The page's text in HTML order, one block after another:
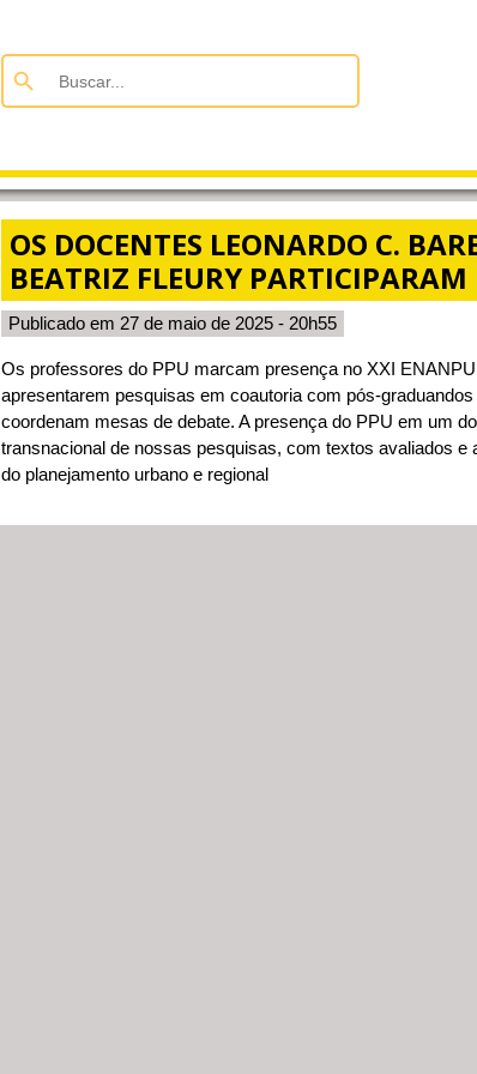
Search
for:
Search Button
OS DOCENTES LEONARDO C.
BEATRIZ FLEURY
Publicado em 27 de maio de 2025 - 20h55
Os professores do PPU marcam presença no XXI
apresentarem pesquisas em coautoria com pós-
coordenam mesas de debate. A presença do PPU em um
transnacional de nossas pesquisas, com textos avaliados
do planejamento urbano e regional